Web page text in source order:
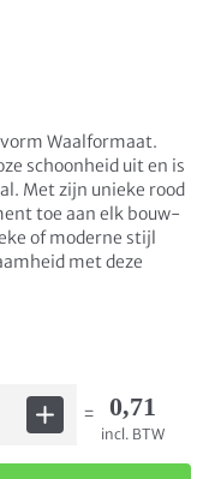
Waalformaat.
schoonheid uit en is
Met zijn unieke rood
toe aan elk bouw-
of moderne stijl
met deze
= 0,71
incl. BTW